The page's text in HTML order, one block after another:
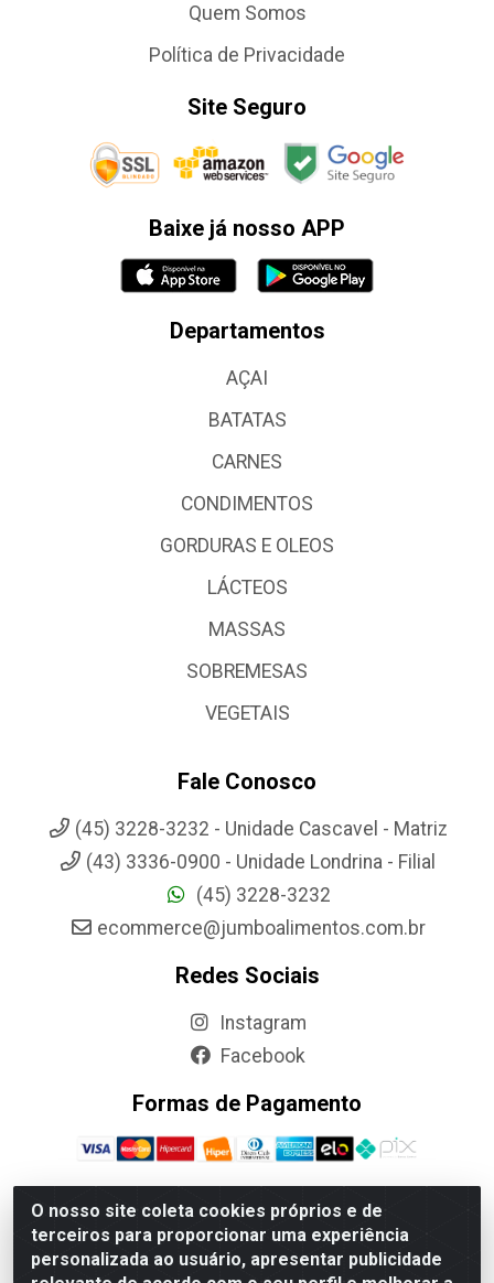
O nosso site coleta cookies próprios e de
terceiros para proporcionar uma experiência
personalizada ao usuário, apresentar publicidade
Quem Somos
Política de Privacidade
Site Seguro
Baixe já nosso APP
Departamentos
AÇAI
BATATAS
CARNES
CONDIMENTOS
GORDURAS E OLEOS
LÁCTEOS
MASSAS
SOBREMESAS
VEGETAIS
Fale Conosco
(45) 3228-3232 - Unidade Cascavel - Matriz
(43) 3336-0900 - Unidade Londrina - Filial
(45) 3228-3232
ecommerce@jumboalimentos.com.br
Redes Sociais
Instagram
Facebook
Formas de Pagamento
Jumbo Alimentos Cascavel - Matriz - Rua Itatiba Do Sul, 161 -
Santos Dumont, Cascavel-PR - CEP 85804-700- CNPJ